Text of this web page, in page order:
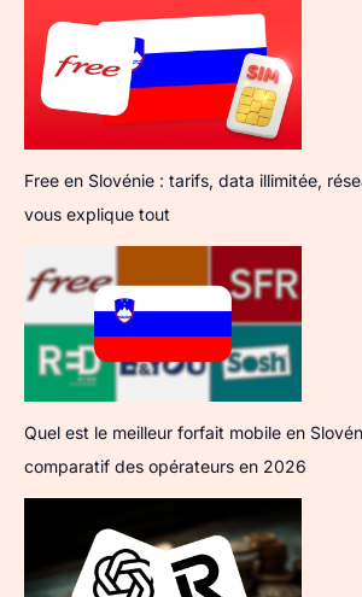
Free en Slovénie : tarifs, data illimitée,
vous explique tout
Quel est le meilleur forfait mobile en
comparatif des opérateurs en 2026